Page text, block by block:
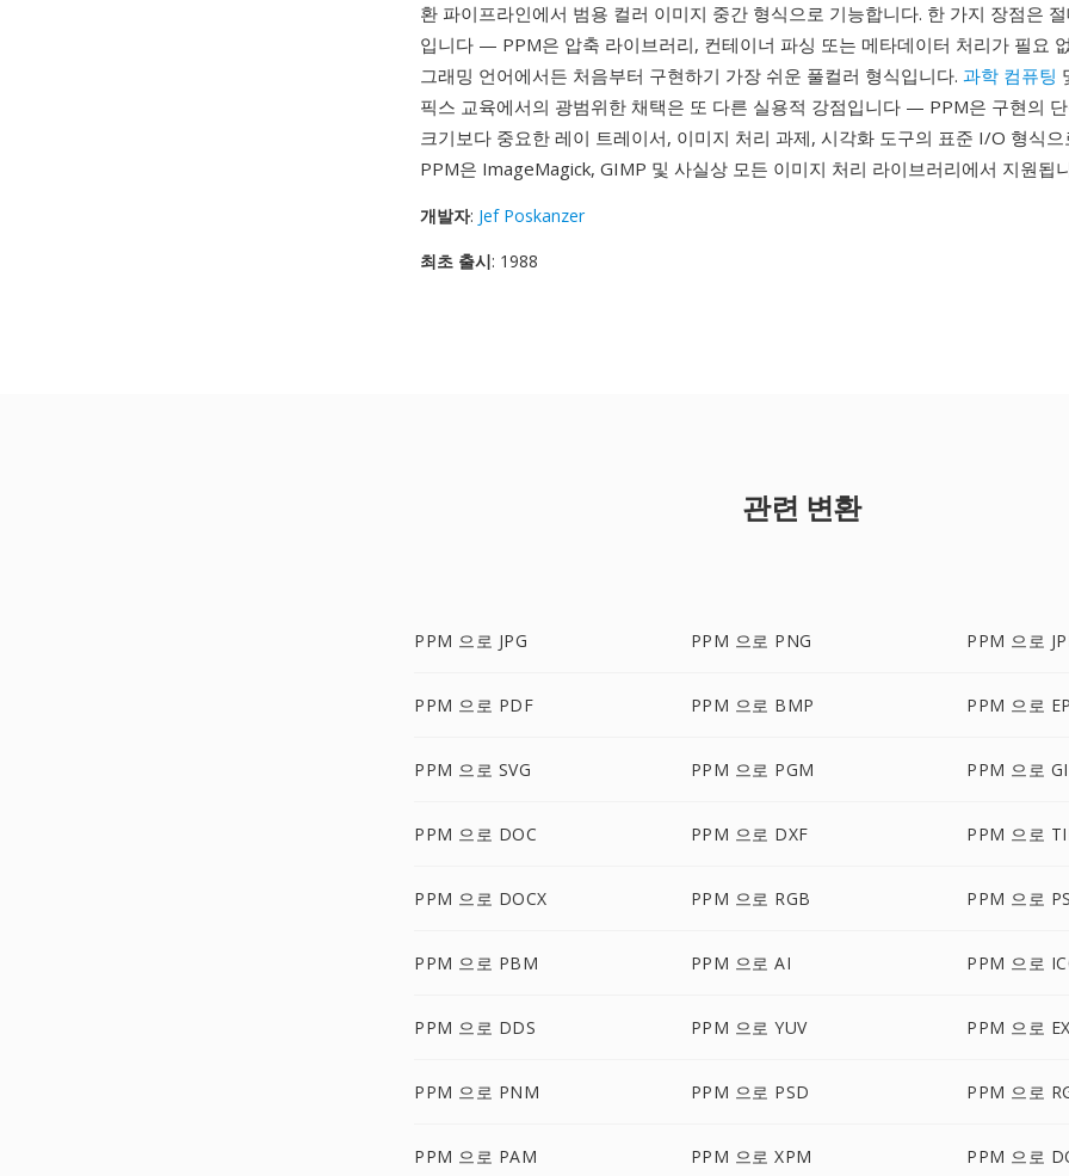
환 파이프라인에서 범용 컬러 이미지 중간 형식으로 기능합니다. 한 가지 장점은
입니다 — PPM은 압축 라이브러리, 컨테이너 파싱 또는 메타데이터 처리가 필요
그래밍 언어에서든 처음부터 구현하기 가장 쉬운 풀컬러 형식입니다. 과학 컴퓨팅
픽스 교육에서의 광범위한 채택은 또 다른 실용적 강점입니다 — PPM은 구현의
크기보다 중요한 레이 트레이서, 이미지 처리 과제, 시각화 도구의 표준 I/O 형식으
PPM은 ImageMagick, GIMP 및 사실상 모든 이미지 처리 라이브러리에서 지원됩
개발자: Jef Poskanzer
최초 출시: 1988
관련 변환
PPM 으로 JPG PPM 으로 PNG PPM 으로
PPM 으로 PDF PPM 으로 BMP PPM 으로
PPM 으로 SVG PPM 으로 PGM PPM 으로
PPM 으로 DOC PPM 으로 DXF PPM 으로
PPM 으로 DOCX PPM 으로 RGB PPM 으로 PS
PPM 으로 PBM PPM 으로 AI PPM 으로
PPM 으로 DDS PPM 으로 YUV PPM 으로
PPM 으로 PNM PPM 으로 PSD PPM 으로
PPM 으로 PAM PPM 으로 XPM PPM 으로